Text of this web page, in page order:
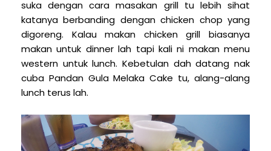
suka dengan cara masakan grill tu lebih sihat
katanya berbanding dengan chicken chop yang
digoreng. Kalau makan chicken grill biasanya
makan untuk dinner lah tapi kali ni makan menu
western untuk lunch. Kebetulan dah datang nak
cuba Pandan Gula Melaka Cake tu, alang-alang
lunch terus lah.